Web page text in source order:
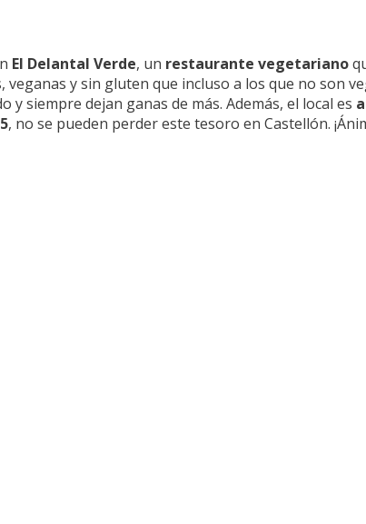
El Delantal Verde, un restaurante vegetariano
y sin gluten que incluso a los que no son
y siempre dejan ganas de más. Además, el local es
, no se pueden perder este tesoro en Castellón.